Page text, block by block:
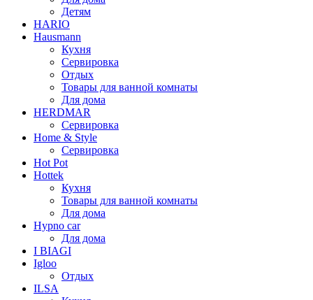
Детям
HARIO
Hausmann
Кухня
Сервировка
Отдых
Товары для ванной комнаты
Для дома
HERDMAR
Сервировка
Home & Style
Сервировка
Hot Pot
Hottek
Кухня
Товары для ванной комнаты
Для дома
Hypno car
Для дома
I BIAGI
Igloo
Отдых
ILSA